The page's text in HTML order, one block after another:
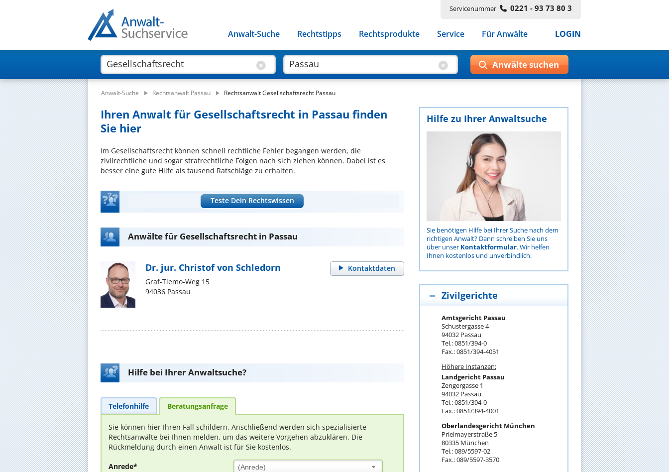
Servicenummer 0221 - 93 73 80 3
Anwalt-Suche Rechtstipps Rechtsprodukte Service Für Anwälte LOGIN
Anwalt-Suche Rechtsanwalt Passau Rechtsanwalt Gesellschaftsrecht Passau
Ihren Anwalt für Gesellschaftsrecht in Passau finden
Sie hier
Im Gesellschaftsrecht können schnell rechtliche Fehler begangen werden, die
zivilrechtliche und sogar strafrechtliche Folgen nach sich ziehen können. Dabei ist es
besser eine gute Hilfe als tausend Ratschläge zu erhalten.
Teste Dein Rechtswissen
Anwälte für Gesellschaftsrecht in Passau
Kontaktdaten
Dr. jur. Christof von Schledorn
Graf-Tiemo-Weg 15
94036 Passau
Hilfe bei Ihrer Anwaltsuche?
Telefonhilfe Beratungsanfrage
Sie können hier Ihren Fall schildern. Anschließend werden sich spezialisierte
Rechtsanwälte bei Ihnen melden, um das weitere Vorgehen abzuklären. Die
Rückmeldung durch einen Anwalt ist für Sie kostenlos.
Anrede* (Anrede)
Hilfe zu Ihrer Anwaltsuche
Sie benötigen Hilfe bei Ihrer Suche nach dem
richtigen Anwalt? Dann schreiben Sie uns
über unser Kontaktformular. Wir helfen
Ihnen kostenlos und unverbindlich.
Zivilgerichte
Amtsgericht Passau
Schustergasse 4
94032 Passau
Tel.: 0851/394-0
Fax.: 0851/394-4051
Höhere Instanzen:
Landgericht Passau
Zengergasse 1
94032 Passau
Tel.: 0851/394-0
Fax.: 0851/394-4001
Oberlandesgericht München
Prielmayerstraße 5
80335 München
Tel.: 089/5597-02
Fax.: 089/5597-3570